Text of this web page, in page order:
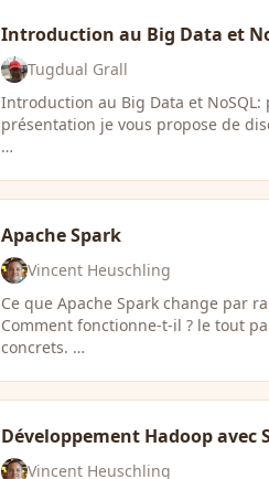
Introduction au Big Data et
Tugdual Grall
Introduction au Big Data et
présentation je vous propose de
…
Apache Spark
Vincent Heuschling
Ce que Apache Spark change par
Comment fonctionne-t-il ? le tout
concrets. …
Développement Hadoop avec
Vincent Heuschling